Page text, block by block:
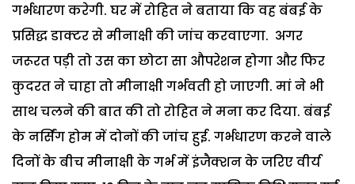
गर्भधारण करेगी. घर में रोहित ने बताया कि वह बंबई के
प्रसिद्ध डाक्टर से मीनाक्षी की जांच करवाएगा. अगर
जरूरत पड़ी तो उस का छोटा सा औपरेशन होगा और फिर
कुदरत ने चाहा तो मीनाक्षी गर्भवती हो जाएगी. मां ने भी
साथ चलने की बात की तो रोहित ने मना कर दिया. बंबई
के नर्सिंग होम में दोनों की जांच हुई. गर्भधारण करने वाले
दिनों के बीच मीनाक्षी के गर्भ में इंजैक्शन के जरिए वीर्य